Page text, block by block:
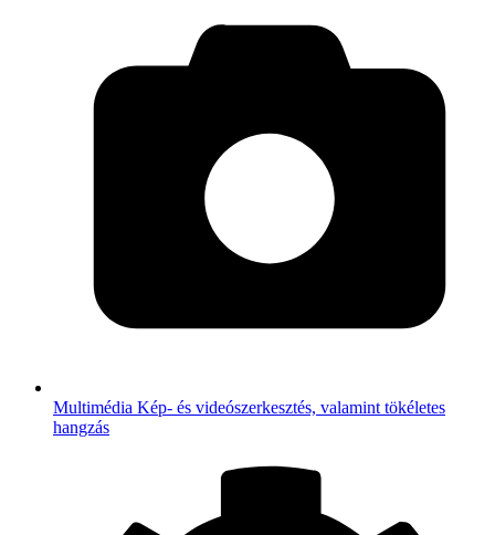
Multimédia Kép- és videószerkesztés, valamint tökéletes
hangzás